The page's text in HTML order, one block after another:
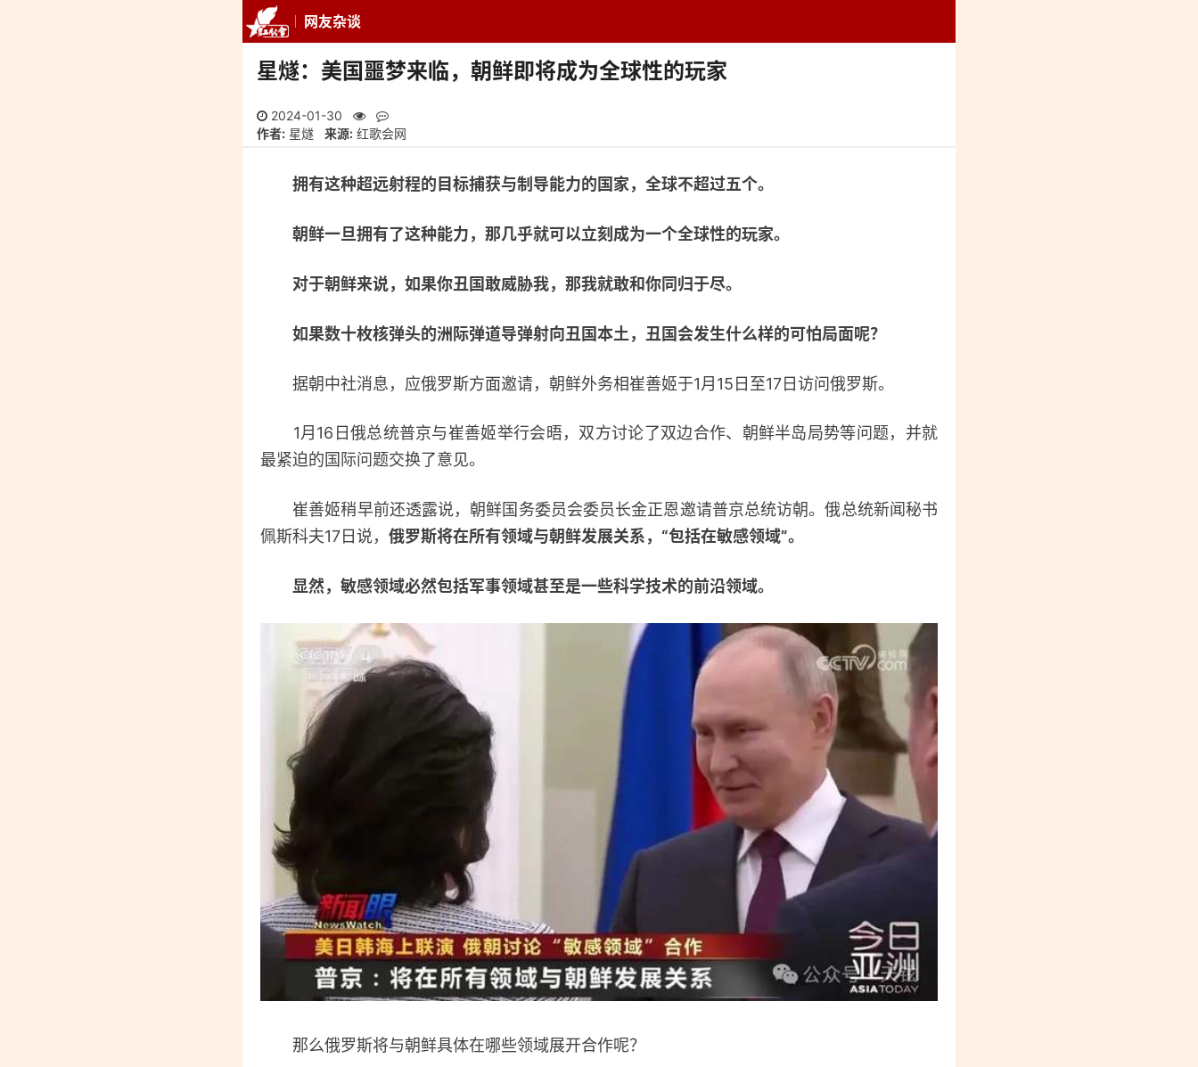
网友杂谈
推荐 最新 专题中心 学者专栏 排行榜 周刊 网址导航
星燧：美国噩梦来临，朝鲜即将成为全球性的玩家
2024-01-30
作者: 星燧 来源: 红歌会网
拥有这种超远射程的目标捕获与制导能力的国家，全球不超过五个。
朝鲜一旦拥有了这种能力，那几乎就可以立刻成为一个全球性的玩家。
对于朝鲜来说，如果你丑国敢威胁我，那我就敢和你同归于尽。
如果数十枚核弹头的洲际弹道导弹射向丑国本土，丑国会发生什么样的可怕局面呢？
据朝中社消息，应俄罗斯方面邀请，朝鲜外务相崔善姬于1月15日至17日访问俄罗斯。
1月16日俄总统普京与崔善姬举行会晤，双方讨论了双边合作、朝鲜半岛局势等问题，并就
最紧迫的国际问题交换了意见。
崔善姬稍早前还透露说，朝鲜国务委员会委员长金正恩邀请普京总统访朝。俄总统新闻秘书
佩斯科夫17日说， 俄罗斯将在所有领域与朝鲜发展关系，“包括在敏感领域”。
显然，敏感领域必然包括军事领域甚至是一些科学技术的前沿领域。
那么俄罗斯将与朝鲜具体在哪些领域展开合作呢？